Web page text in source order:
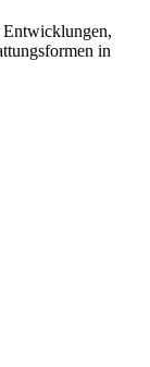
Entwicklungen,
in